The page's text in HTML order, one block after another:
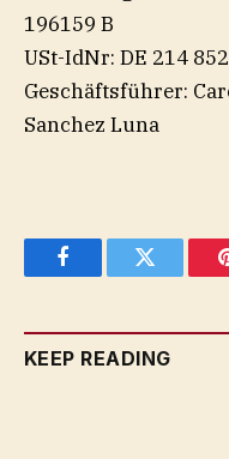
196159 B
USt-IdNr: DE 214
Geschäftsführer:
Sanchez Luna
FacebookTwitter
KEEP READING